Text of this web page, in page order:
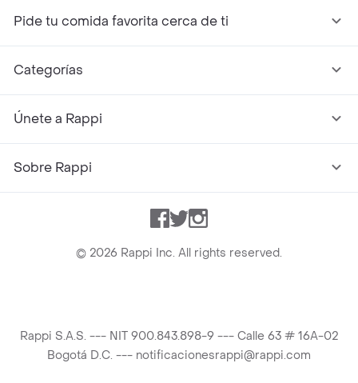
Pide tu comida favorita cerca de ti
Categorías
Únete a Rappi
Sobre Rappi
Facebook
TwitterInstagram
© 2026 Rappi Inc. All rights reserved.
Rappi S.A.S. --- NIT 900.843.898-9 --- Calle 63 # 16A-02
Bogotá D.C. --- notificacionesrappi@rappi.com